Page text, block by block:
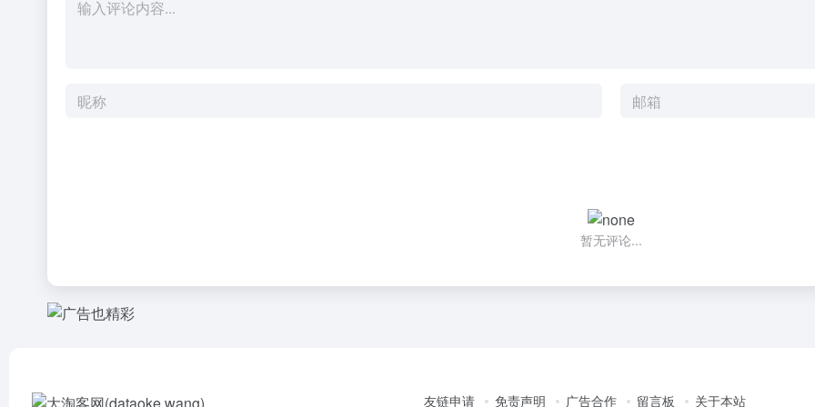
暂无评论...
友链申请 免责声明 广告合作 留言板 关于本站